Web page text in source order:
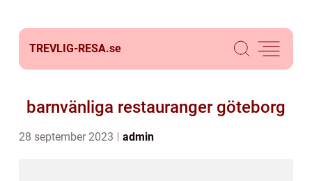
TREVLIG-RESA.se
barnvänliga restauranger göteborg
28 september 2023 admin